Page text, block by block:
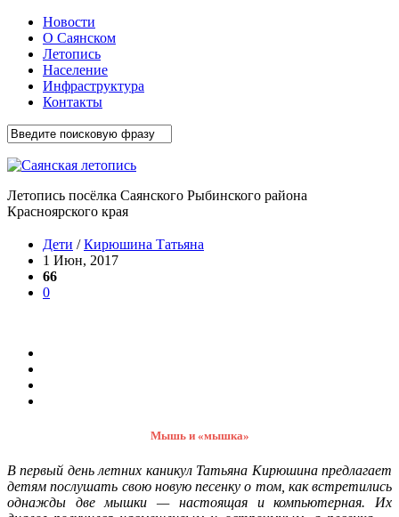
Новости
О Саянском
Летопись
Население
Инфраструктура
Контакты
Летопись посёлка Саянского Рыбинского района
Красноярского края
Дети /Кирюшина Татьяна
1 Июн, 2017
66
0
Мышь и «мышка»
В первый день летних каникул Татьяна Кирюшина предлагает
детям послушать свою новую песенку о том, как встретились
однажды две мышки — настоящая и компьютерная. Их